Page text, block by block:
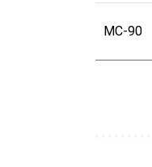
MC-90